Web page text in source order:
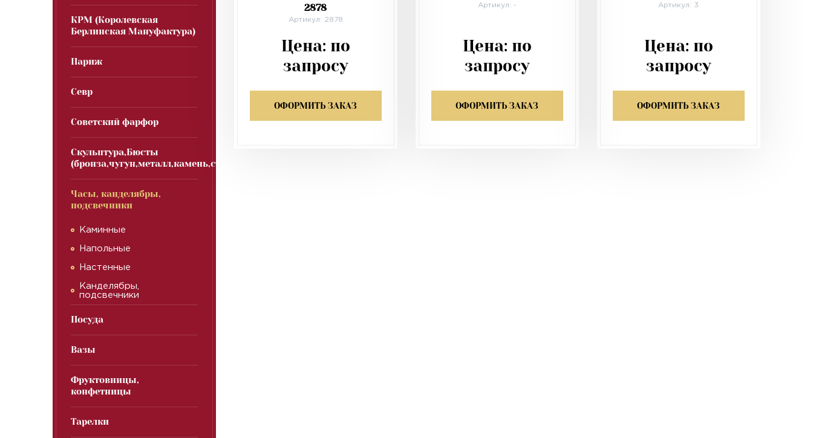
КРМ (Королевская
Берлинская Мануфактура)
Париж
Севр
Советский фарфор
Скульптура,Бюсты
(бронза,чугун,металл,камень,стекло)
Часы, канделябры,
подсвечники
Каминные
Напольные
Настенные
Канделябры,
подсвечники
Посуда
Вазы
Фруктовницы,
конфетницы
Тарелки
2878
Артикул: 2878
Цена: по
запросу
ОФОРМИТЬ ЗАКАЗ
Артикул: -
Цена: по
запросу
ОФОРМИТЬ ЗАКАЗ
Артикул: 3
Цена: по
запросу
ОФОРМИТЬ ЗАКАЗ